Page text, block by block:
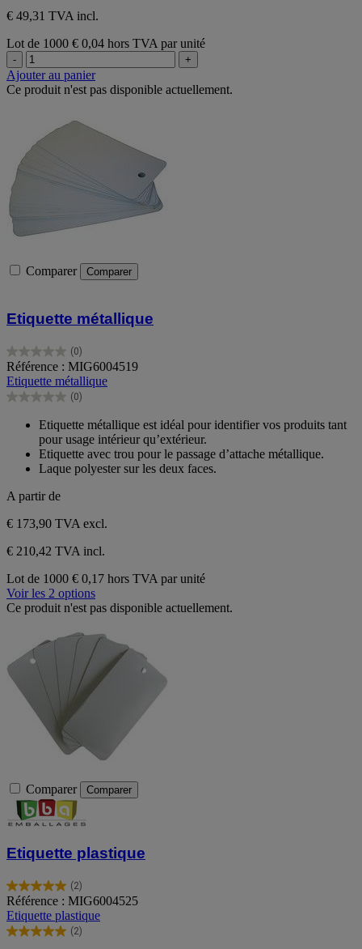
€ 49,31 TVA incl.
Lot de 1000 € 0,04 hors TVA par unité
- +
Ajouter au panier
Ce produit n'est pas disponible actuellement.
Comparer Comparer
Etiquette métallique
(0)
0.0
sur
5
étoiles.
Référence : MIG6004519
Etiquette métallique
(0)
0.0
étoiles.
Etiquette métallique est idéal pour identifier vos produits tant
pour usage intérieur qu’extérieur.
Etiquette avec trou pour le passage d’attache métallique.
Laque polyester sur les deux faces.
A partir de
€ 173,90 TVA excl.
€ 210,42 TVA incl.
Lot de 1000 € 0,17 hors TVA par unité
Voir les 2 options
Ce produit n'est pas disponible actuellement.
Comparer Comparer
Etiquette plastique
(2)
5.0
sur
5
étoiles.
Référence : MIG6004525
Etiquette plastique
(2)
5.0